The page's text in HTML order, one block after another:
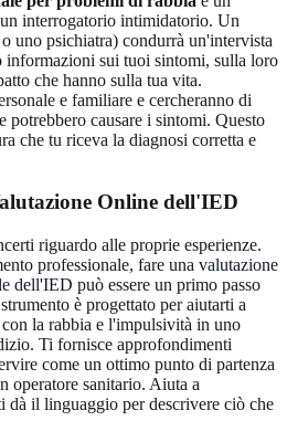
interrogatorio intimidatorio. Un
uno psichiatra) condurrà un'intervista
informazioni sui tuoi sintomi, sulla loro
che hanno sulla tua vita.
e familiare e cercheranno di
potrebbero causare i sintomi. Questo
che tu riceva la diagnosi corretta e
Online dell'IED
riguardo alle proprie esperienze.
professionale, fare una valutazione
dell'IED può essere un primo passo
è progettato per aiutarti a
la rabbia e l'impulsività in uno
Ti fornisce approfondimenti
come un ottimo punto di partenza
operatore sanitario. Aiuta a
dà il linguaggio per descrivere ciò che